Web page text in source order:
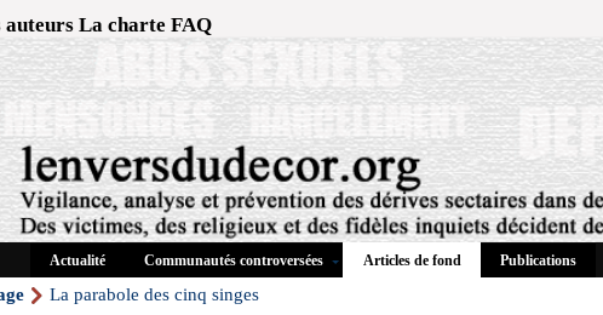
auteurs La charte FAQ
Actualité Communautés controversées Articles de fond Publications
La parabole des cinq singes